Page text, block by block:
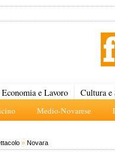
Medio-Novarese
Economia e Lavoro Cultura e
» Novara